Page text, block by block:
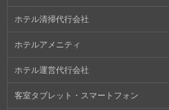
ホテル清掃代行会社
ホテルアメニティ
ホテル運営代行会社
客室タブレット・スマートフォン